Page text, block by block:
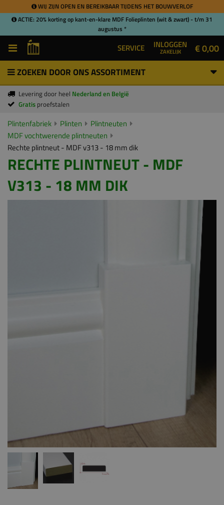
WIJ ZIJN OPEN EN BEREIKBAAR TIJDENS HET BOUWVERLOF
ACTIE: 20% korting op kant-en-klare MDF Folieplinten (wit & zwart) - t/m 31
augustus *
SERVICE INLOGGEN
ZAKELIJK € 0,00
ZOEKEN DOOR ONS ASSORTIMENT
Levering door heel Nederland en België
Gratis proefstalen
Plintenfabriek Plinten
Plintneuten
MDF vochtwerende plintneuten
Rechte plintneut - MDF v313 - 18 mm dik
RECHTE PLINTNEUT - MDF
V313 - 18 MM DIK
Vochtwerend